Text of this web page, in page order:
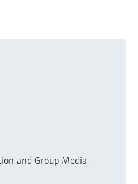
and Group Media